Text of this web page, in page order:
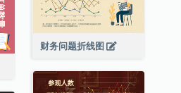
财务问题折线图